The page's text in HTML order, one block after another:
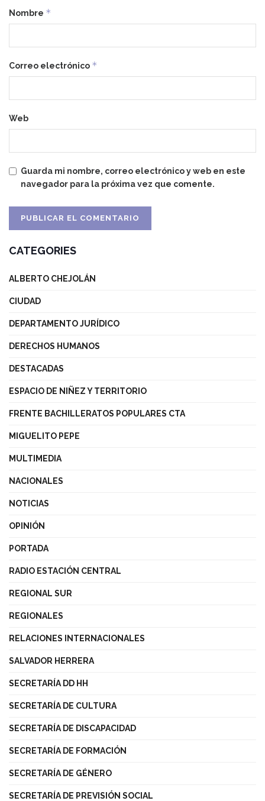
Nombre *
Correo electrónico *
Web
Guarda mi nombre, correo electrónico y web en este
navegador para la próxima vez que comente.
CATEGORIES
ALBERTO CHEJOLÁN
CIUDAD
DEPARTAMENTO JURÍDICO
DERECHOS HUMANOS
DESTACADAS
ESPACIO DE NIÑEZ Y TERRITORIO
FRENTE BACHILLERATOS POPULARES CTA
MIGUELITO PEPE
MULTIMEDIA
NACIONALES
NOTICIAS
OPINIÓN
PORTADA
RADIO ESTACIÓN CENTRAL
REGIONAL SUR
REGIONALES
RELACIONES INTERNACIONALES
SALVADOR HERRERA
SECRETARÍA DD HH
SECRETARÍA DE CULTURA
SECRETARÍA DE DISCAPACIDAD
SECRETARÍA DE FORMACIÓN
SECRETARÍA DE GÉNERO
SECRETARÍA DE PREVISIÓN SOCIAL